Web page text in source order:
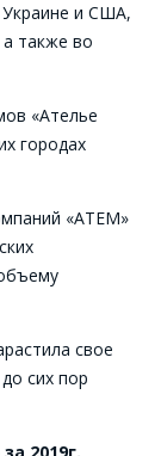
Украине и США,
также во
«Ателье
городах
«АТЕМ»
свое
сих пор